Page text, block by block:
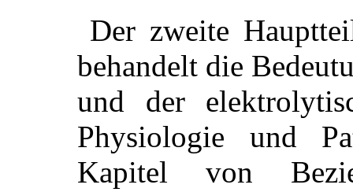
Der zweite
behandelt die
und der
Physiologie und
Kapitel von